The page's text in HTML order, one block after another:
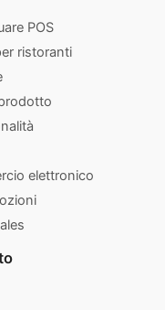
POS
ristoranti
elettronico